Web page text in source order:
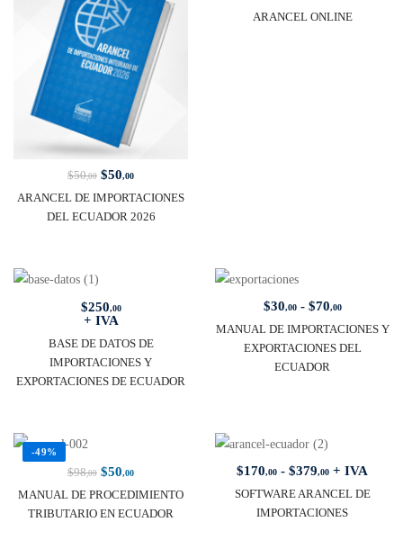
$50,00 $50,00
ARANCEL DE IMPORTACIONES
DEL ECUADOR 2026
ARANCEL ONLINE
$250,00
+ IVA
BASE DE DATOS DE
IMPORTACIONES Y
EXPORTACIONES DE ECUADOR
$30,00 - $70,00
MANUAL DE IMPORTACIONES Y
EXPORTACIONES DEL
ECUADOR
-49%
$98,00 $50,00
MANUAL DE PROCEDIMIENTO
TRIBUTARIO EN ECUADOR
$170,00 - $379,00 + IVA
SOFTWARE ARANCEL DE
IMPORTACIONES